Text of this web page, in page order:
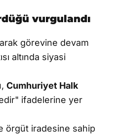
vurgulandı
görevine devam
altında siyasi
Cumhuriyet Halk
ifadelerine yer
örgüt iradesine sahip